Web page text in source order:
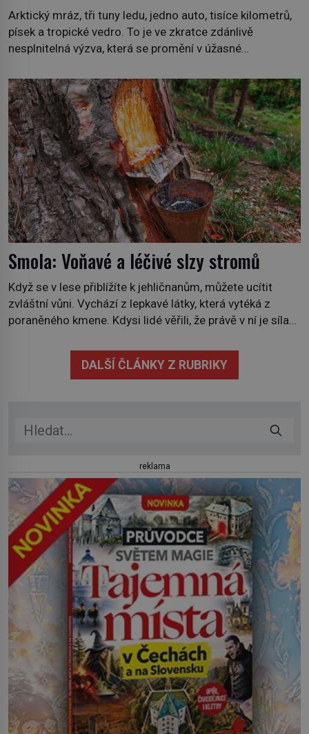
Arktický mráz, tři tuny ledu, jedno auto, tisíce kilometrů,
písek a tropické vedro. To je ve zkratce zdánlivě
nesplnitelná výzva, která se promění v úžasné
na podzim 1958 jako hec. Rádio Luxembourg přichází s
neobvyklou výzvou. Tomu, kdo dokáže dopravit ze
severního polárního kruhu na […]
Smola: Voňavé a léčivé slzy stromů
Když se v lese přiblížíte k jehličnanům, můžete ucítit
zvláštní vůni. Vychází z lepkavé látky, která vytéká z
poraněného kmene. Kdysi lidé věřili, že právě v ní je síla
lidstvo pracovalo. Chrání strom před infekcí, hmyzem a
vysycháním. Dá se říct, že je to přírodní […]
DALŠÍ ČLÁNKY Z RUBRIKY
reklama